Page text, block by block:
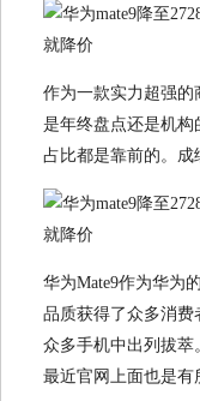
作为一款实力超强的
是年终盘点还是机构
占比都是靠前的。成
华为Mate9作为华为
品质获得了众多消
众多手机中出列拔萃
最近官网上面也是有